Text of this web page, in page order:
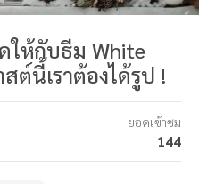
ให้กับธีม White
ต์นี้เราต้องได้รูป !
ยอดเข้าชม
144